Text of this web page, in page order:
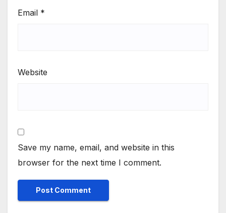
Email *
Website
Save my name, email, and website in this
browser for the next time I comment.